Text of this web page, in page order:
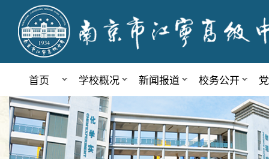
首页 学校概况 新闻报道 校务公开